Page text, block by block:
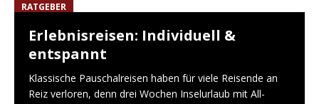
RATGEBER
Erlebnisreisen: Individuell &
entspannt
Klassische Pauschalreisen haben für viele Reisende an
Reiz verloren, denn drei Wochen Inselurlaub mit All-